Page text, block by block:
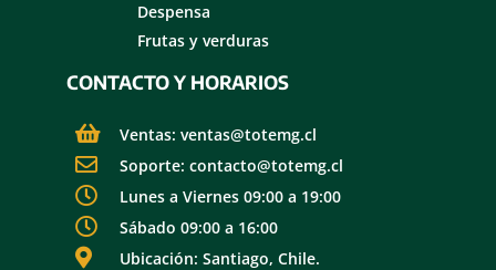
Despensa
Frutas y verduras
CONTACTO Y HORARIOS
Ventas: ventas@totemg.cl
Soporte: contacto@totemg.cl
Lunes a Viernes 09:00 a 19:00
Sábado 09:00 a 16:00
Ubicación: Santiago, Chile.